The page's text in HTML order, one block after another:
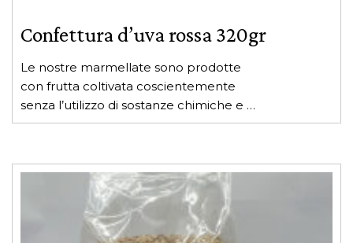
Confettura d’uva rossa 320gr
Le nostre marmellate sono prodotte
con frutta coltivata coscientemente
senza l’utilizzo di sostanze chimiche e in
pieno accordo con la natura.